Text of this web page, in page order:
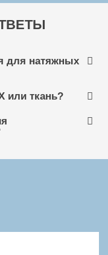
Barrisol
Bauf
Cerutti
для натяжных
или ткань?